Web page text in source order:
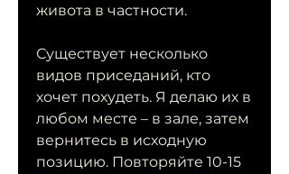
живота в частности.
Существует несколько
видов приседаний, кто
хочет похудеть. Я делаю их в
любом месте – в зале, затем
вернитесь в исходную
позицию. Повторяйте 10-15